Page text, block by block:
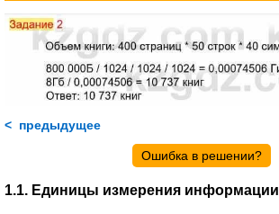
< предыдущее
Ошибка в решении?
1.1. Единицы измерения информации